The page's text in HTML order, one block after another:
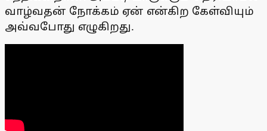
வாழ்வதன் நோக்கம் ஏன் என்கிற கேள்வியும்
அவ்வபோது எழுகிறது.